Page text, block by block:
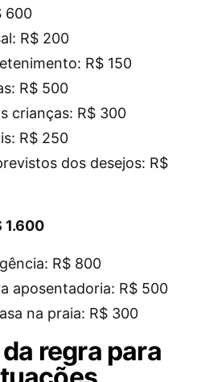
600
R$ 200
R$ 150
R$ 500
crianças: R$ 300
R$ 250
dos desejos: R$
1.600
R$ 800
aposentadoria: R$ 500
na praia: R$ 300
regra para